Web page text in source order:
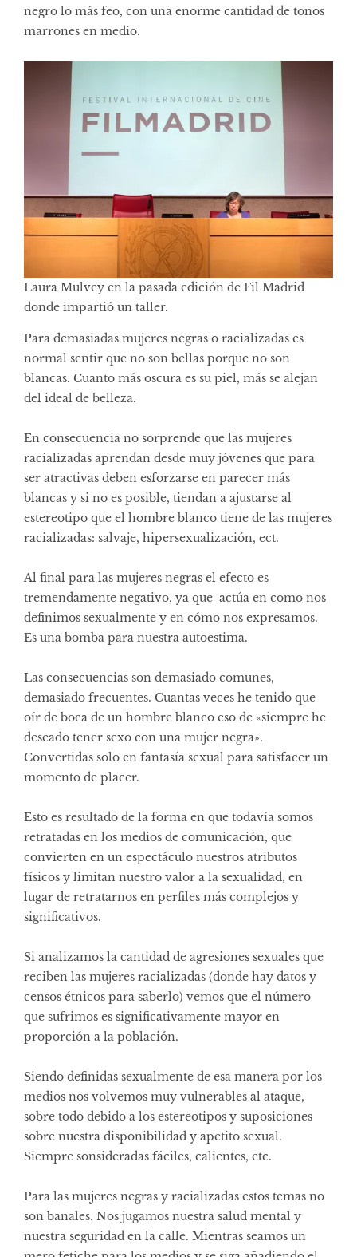
negro lo más feo, con una enorme cantidad de tonos
marrones en medio.
Laura Mulvey en la pasada edición de Fil Madrid
donde impartió un taller.
Para demasiadas mujeres negras o racializadas es
normal sentir que no son bellas porque no son
blancas. Cuanto más oscura es su piel, más se alejan
del ideal de belleza.
En consecuencia no sorprende que las mujeres
racializadas aprendan desde muy jóvenes que para
ser atractivas deben esforzarse en parecer más
blancas y si no es posible, tiendan a ajustarse al
estereotipo que el hombre blanco tiene de las mujeres
racializadas: salvaje, hipersexualización, ect.
Al final para las mujeres negras el efecto es
tremendamente negativo, ya que actúa en como nos
definimos sexualmente y en cómo nos expresamos.
Es una bomba para nuestra autoestima.
Las consecuencias son demasiado comunes,
demasiado frecuentes. Cuantas veces he tenido que
oír de boca de un hombre blanco eso de «siempre he
deseado tener sexo con una mujer negra».
Convertidas solo en fantasía sexual para satisfacer un
momento de placer.
Esto es resultado de la forma en que todavía somos
retratadas en los medios de comunicación, que
convierten en un espectáculo nuestros atributos
físicos y limitan nuestro valor a la sexualidad, en
lugar de retratarnos en perfiles más complejos y
significativos.
Si analizamos la cantidad de agresiones sexuales que
reciben las mujeres racializadas (donde hay datos y
censos étnicos para saberlo) vemos que el número
que sufrimos es significativamente mayor en
proporción a la población.
Siendo definidas sexualmente de esa manera por los
medios nos volvemos muy vulnerables al ataque,
sobre todo debido a los estereotipos y suposiciones
sobre nuestra disponibilidad y apetito sexual.
Siempre sonsideradas fáciles, calientes, etc.
Para las mujeres negras y racializadas estos temas no
son banales. Nos jugamos nuestra salud mental y
nuestra seguridad en la calle. Mientras seamos un